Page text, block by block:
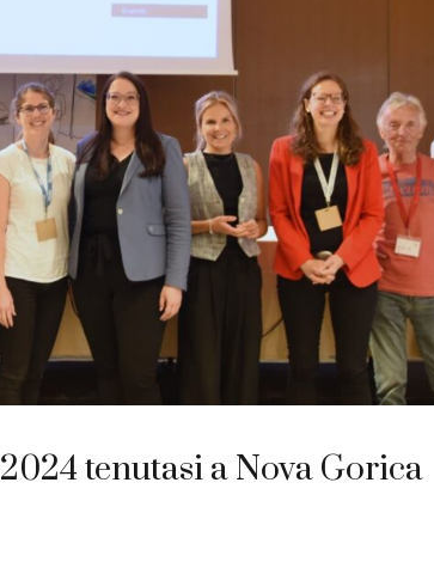
tenutasi a Nova Gorica